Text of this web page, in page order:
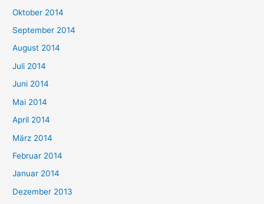
Oktober 2014
September 2014
August 2014
Juli 2014
Juni 2014
Mai 2014
April 2014
März 2014
Februar 2014
Januar 2014
Dezember 2013